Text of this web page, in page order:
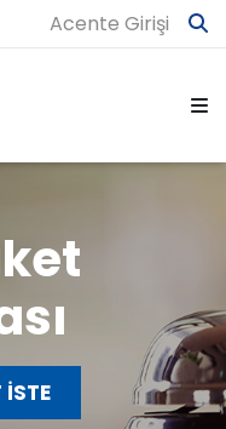
Acente Girişi
İSTE